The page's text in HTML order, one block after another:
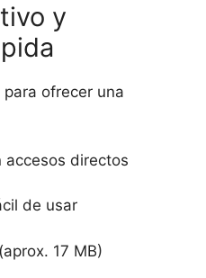
y
ofrecer una
accesos directos
de usar
17 MB)